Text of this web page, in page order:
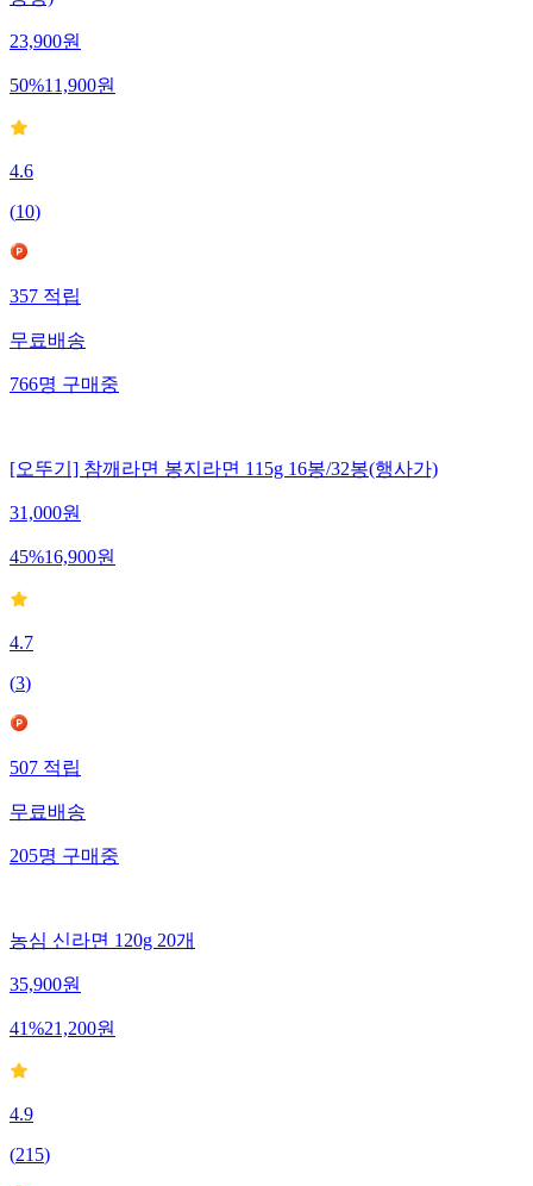
23,900원
50%11,900원
4.6
(10)
357적립
무료배송
766명구매중
[오뚜기] 참깨라면 봉지라면 115g 16봉/32봉(행사가)
31,000원
45%16,900원
4.7
(3)
507적립
무료배송
205명구매중
농심 신라면 120g 20개
35,900원
41%21,200원
4.9
(215)